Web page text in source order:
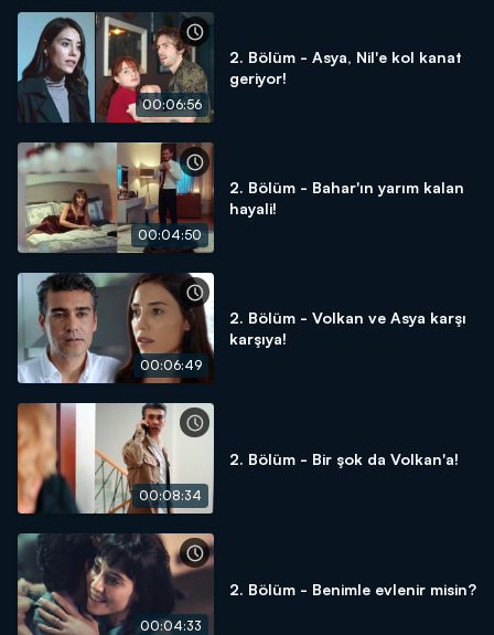
00:06:56
2. Bölüm - Asya, Nil'e kol kanat
geriyor!
00:04:50
2. Bölüm - Bahar'ın yarım kalan
hayali!
00:06:49
2. Bölüm - Volkan ve Asya karşı
karşıya!
00:08:34
2. Bölüm - Bir şok da Volkan'a!
00:04:33
2. Bölüm - Benimle evlenir misin?